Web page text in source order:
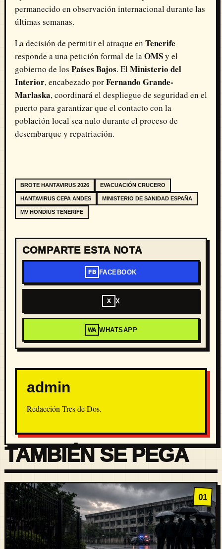
permanecido en observación internacional durante las
últimas semanas.
La decisión de permitir el atraque en Tenerife
responde a una petición formal de laOMSy el
gobierno de los Países Bajos. El Ministerio del
Interior, encabezado porFernando Grande-
Marlaska, coordinará el despliegue de seguridad en el
puerto para garantizar que el contacto con la
población local sea nulo durante el proceso de
desembarque y repatriación.
BROTE HANTAVIRUS 2026 EVACUACIÓN CRUCERO
HANTAVIRUS CEPA ANDES MINISTERIO DE SANIDAD ESPAÑA
MV HONDIUS TENERIFE
COMPARTE ESTA NOTA
FB FACEBOOK
X X
WA WHATSAPP
admin
Redacción Tres de Dos.
TAMBIÉN SE PEGA
01